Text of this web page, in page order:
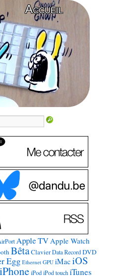
Accueil
Apple TVApple Watch
BêtaClavier Data Record DVD
Egg Ethernet GPU iMaciOS
iPhone iPod iPod touch iTunes